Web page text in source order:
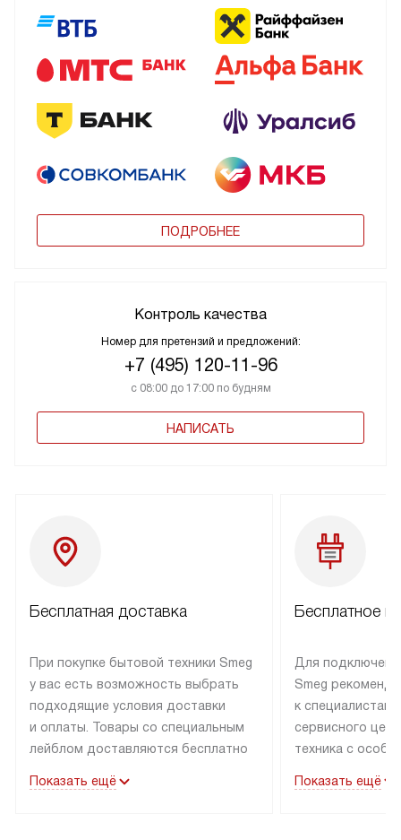
ПОДРОБНЕЕ
Контроль качества
Номер для претензий и предложений:
+7 (495) 120-11-96
с 08:00 до 17:00 по будням
НАПИСАТЬ
Бесплатная доставка
При покупке бытовой техники Smeg
у вас есть возможность выбрать
подходящие условия доставки
и оплаты. Товары со специальным
лейблом доставляются бесплатно
до подъезда. Доставка за пределы
Показать ещё
Бесплатное
Для
Smeg
к специалистам
сервисного
техника с
коммуникациям.
Показать ещё